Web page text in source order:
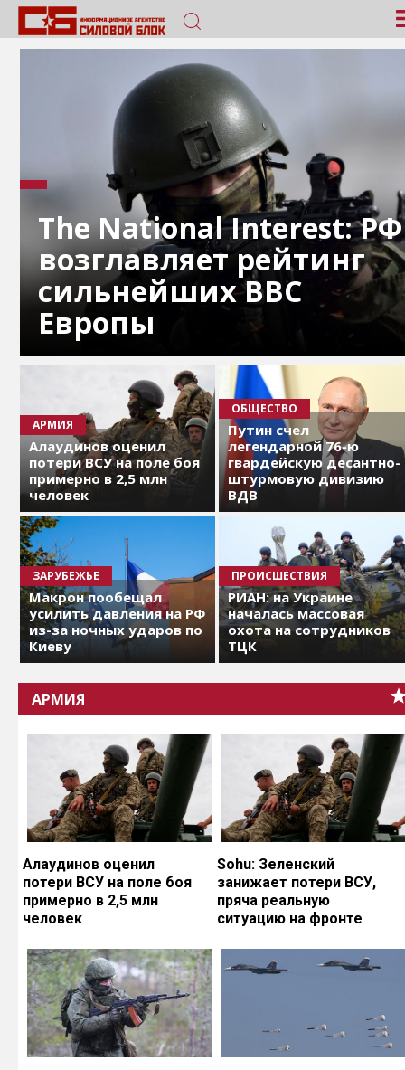
The National Interest: РФ
возглавляет рейтинг
сильнейших ВВС
Европы
АРМИЯ
Алаудинов оценил
потери ВСУ на поле боя
примерно в 2,5 млн
человек
ОБЩЕСТВО
Путин счел
легендарной 76-ю
гвардейскую десантно-
штурмовую дивизию
ВДВ
ЗАРУБЕЖЬЕ
Макрон пообещал
усилить давления на РФ
из-за ночных ударов по
Киеву
ПРОИСШЕСТВИЯ
РИАН: на Украине
началась массовая
охота на сотрудников
ТЦК
АРМИЯ
Алаудинов оценил
потери ВСУ на поле боя
примерно в 2,5 млн
человек
Sohu: Зеленский
занижает потери ВСУ,
пряча реальную
ситуацию на фронте